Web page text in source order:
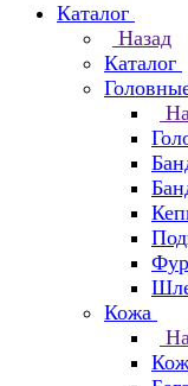
Каталог
Назад
Каталог
Кожа